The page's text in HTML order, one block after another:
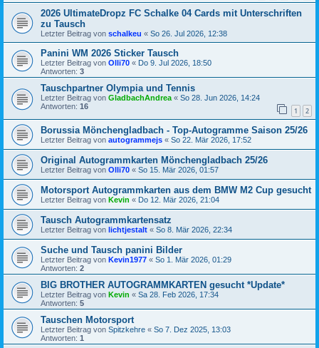
2026 UltimateDropz FC Schalke 04 Cards mit Unterschriften
zu Tausch
Letzter Beitrag von schalkeu « So 26. Jul 2026, 12:38
Panini WM 2026 Sticker Tausch
Letzter Beitrag von Olli70 « Do 9. Jul 2026, 18:50
Antworten: 3
Tauschpartner Olympia und Tennis
Letzter Beitrag von GladbachAndrea « So 28. Jun 2026, 14:24
Antworten: 16 1 2
Borussia Mönchengladbach - Top-Autogramme Saison 25/26
Letzter Beitrag von autogrammejs « So 22. Mär 2026, 17:52
Original Autogrammkarten Mönchengladbach 25/26
Letzter Beitrag von Olli70 « So 15. Mär 2026, 01:57
Motorsport Autogrammkarten aus dem BMW M2 Cup gesucht
Letzter Beitrag von Kevin « Do 12. Mär 2026, 21:04
Tausch Autogrammkartensatz
Letzter Beitrag von lichtjestalt « So 8. Mär 2026, 22:34
Suche und Tausch panini Bilder
Letzter Beitrag von Kevin1977 « So 1. Mär 2026, 01:29
Antworten: 2
BIG BROTHER AUTOGRAMMKARTEN gesucht *Update*
Letzter Beitrag von Kevin « Sa 28. Feb 2026, 17:34
Antworten: 5
Tauschen Motorsport
Letzter Beitrag von Spitzkehre « So 7. Dez 2025, 13:03
Antworten: 1